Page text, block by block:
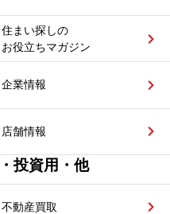
住まい探しの
お役立ちマガジン
企業情報
店舗情報
投資用・他
不動産買取